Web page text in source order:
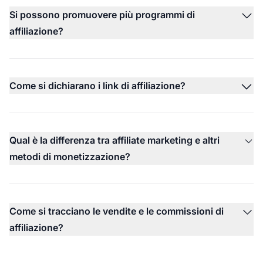
Si possono promuovere più programmi di
affiliazione?
Come si dichiarano i link di affiliazione?
Qual è la differenza tra affiliate marketing e altri
metodi di monetizzazione?
Come si tracciano le vendite e le commissioni di
affiliazione?